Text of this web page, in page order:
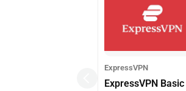
ExpressVPN
ExpressVPN